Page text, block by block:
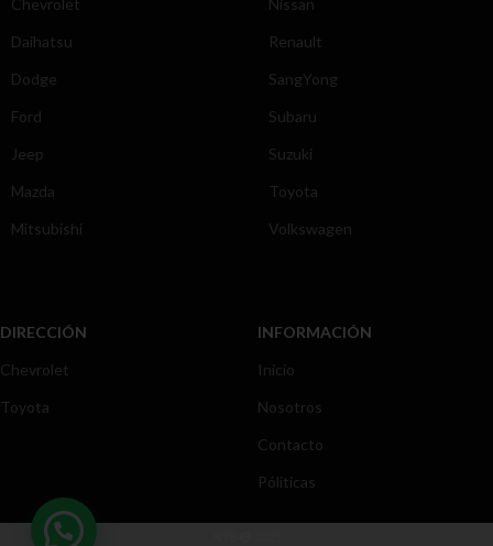
Chevrolet
Daihatsu
Dodge
Ford
Jeep
Mazda
Mitsubishi
Nissan
Renault
SangYong
Subaru
Suzuki
Toyota
Volkswagen
DIRECCIÓN
Chevrolet
Toyota
INFORMACIÓN
Inicio
Nosotros
Contacto
Póliticas